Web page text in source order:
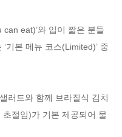
eat)’와 입이 짧은 분들
기본 메뉴 코스(Limited)’ 중
러드와 함께 브라질식 김치
절임)가 기본 제공되어 물